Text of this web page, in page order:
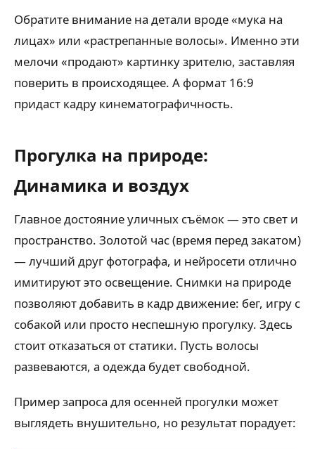
Обратите внимание на детали вроде «мука на
лицах» или «растрепанные волосы». Именно эти
мелочи «продают» картинку зрителю, заставляя
поверить в происходящее. А формат 16:9
придаст кадру кинематографичность.
Прогулка на природе:
Динамика и воздух
Главное достояние уличных съёмок — это свет и
пространство. Золотой час (время перед закатом)
— лучший друг фотографа, и нейросети отлично
имитируют это освещение. Снимки на природе
позволяют добавить в кадр движение: бег, игру с
собакой или просто неспешную прогулку. Здесь
стоит отказаться от статики. Пусть волосы
развеваются, а одежда будет свободной.
Пример запроса для осенней прогулки может
выглядеть внушительно, но результат порадует: